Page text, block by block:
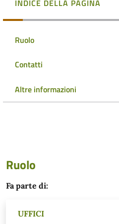
INDICE DELLA PAGINA
Ruolo
Contatti
Altre informazioni
Ruolo
Fa parte di:
UFFICI